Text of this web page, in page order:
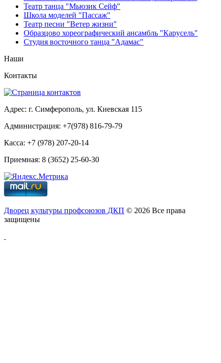
Театр танца "Мьюзик Сейф"
Школа моделей "Пассаж"
Театр песни "Ветер жизни"
Образцово хореографический ансамбль "Карусель"
Студия восточного танца "Адамас"
Наши
Контакты
Адрес: г. Симферополь, ул. Киевская 115
Администрация: +7(978) 816-79-79
Касса: +7 (978) 207-20-14
Приемная: 8 (3652) 25-60-30
Дворец культуры профсоюзов ДКП © 2026 Все права
защищены